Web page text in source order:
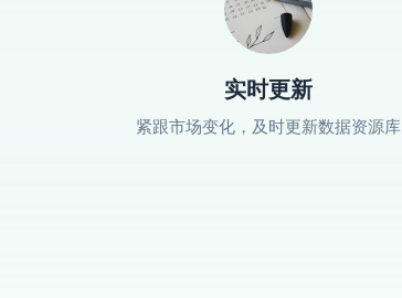
实时更新
紧跟市场变化，及时更新数据资源库